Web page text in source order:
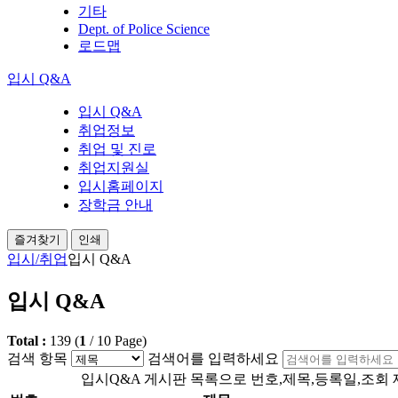
기타
Dept. of Police Science
로드맵
입시 Q&A
입시 Q&A
취업정보
취업 및 진로
취업지원실
입시홈페이지
장학금 안내
즐겨찾기 인쇄
입시/취업입시 Q&A
입시 Q&A
Total : 139 (1 / 10 Page)
검색 항목
검색어를 입력하세요
입시Q&A 게시판 목록으로 번호,제목,등록일,조회